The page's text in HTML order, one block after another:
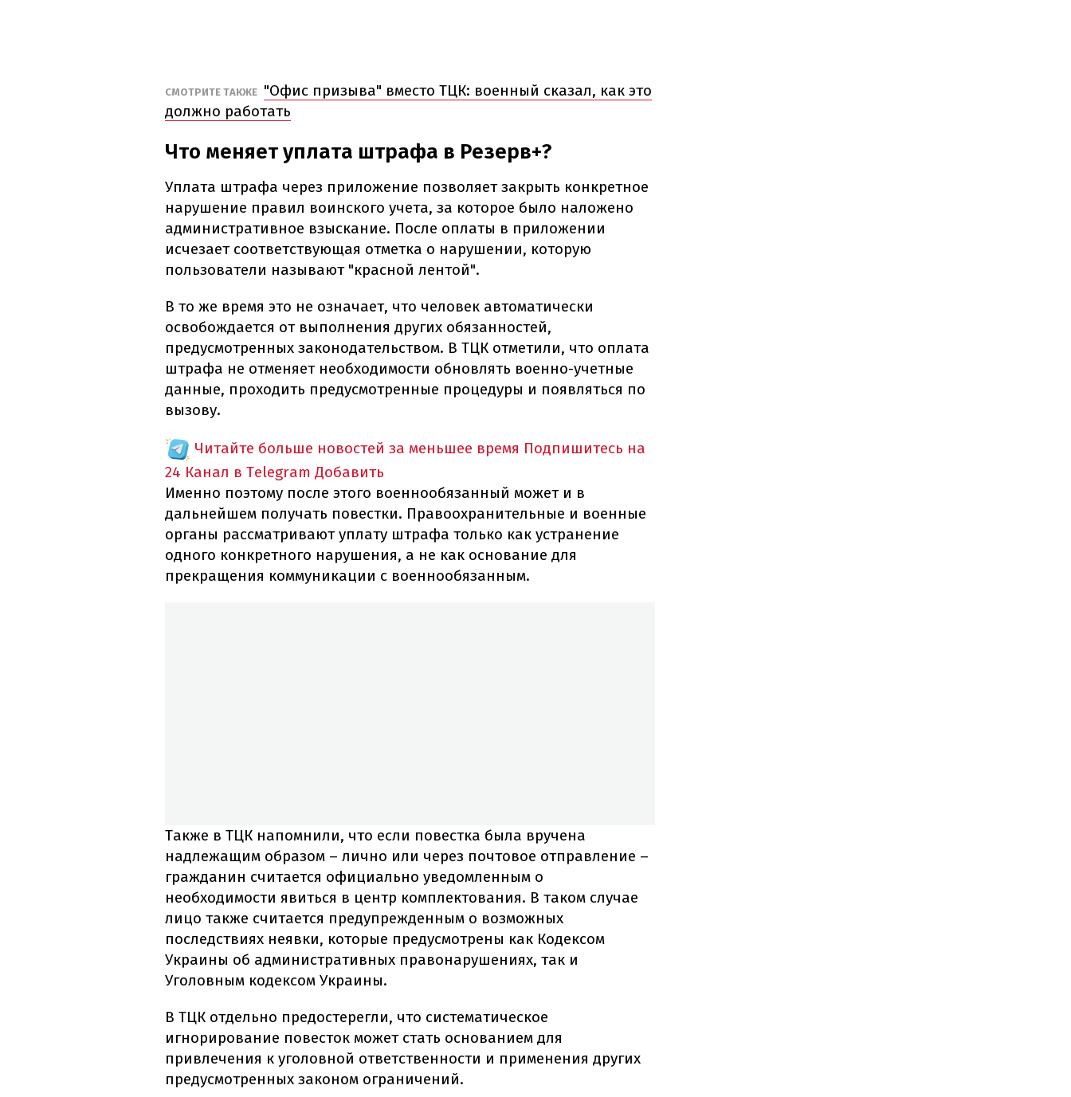
СМОТРИТЕ ТАКЖЕ "Офис призыва" вместо ТЦК: военный сказал, как это
должно работать
Что меняет уплата штрафа в Резерв+?
Уплата штрафа через приложение позволяет закрыть конкретное
нарушение правил воинского учета, за которое было наложено
административное взыскание. После оплаты в приложении
исчезает соответствующая отметка о нарушении, которую
пользователи называют "красной лентой".
В то же время это не означает, что человек автоматически
освобождается от выполнения других обязанностей,
предусмотренных законодательством. В ТЦК отметили, что оплата
штрафа не отменяет необходимости обновлять военно-учетные
данные, проходить предусмотренные процедуры и появляться по
вызову.
Читайте больше новостей за меньшее время Подпишитесь на
24 Канал в Telegram Добавить
Именно поэтому после этого военнообязанный может и в
дальнейшем получать повестки. Правоохранительные и военные
органы рассматривают уплату штрафа только как устранение
одного конкретного нарушения, а не как основание для
прекращения коммуникации с военнообязанным.
Также в ТЦК напомнили, что если повестка была вручена
надлежащим образом – лично или через почтовое отправление –
гражданин считается официально уведомленным о
необходимости явиться в центр комплектования. В таком случае
лицо также считается предупрежденным о возможных
последствиях неявки, которые предусмотрены как Кодексом
Украины об административных правонарушениях, так и
Уголовным кодексом Украины.
В ТЦК отдельно предостерегли, что систематическое
игнорирование повесток может стать основанием для
привлечения к уголовной ответственности и применения других
предусмотренных законом ограничений.